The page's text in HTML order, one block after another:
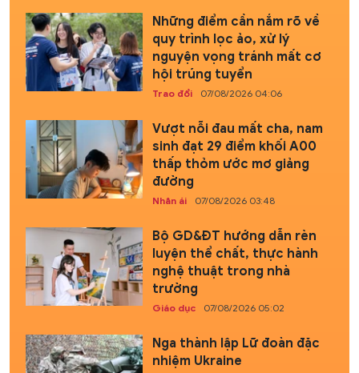
Những điểm cần nắm rõ về
quy trình lọc ảo, xử lý
nguyện vọng tránh mất cơ
hội trúng tuyển
Trao đổi 07/08/2026 04:06
Vượt nỗi đau mất cha, nam
sinh đạt 29 điểm khối A00
thấp thỏm ước mơ giảng
đường
Nhân ái 07/08/2026 03:48
Bộ GD&ĐT hướng dẫn rèn
luyện thể chất, thực hành
nghệ thuật trong nhà
trường
Giáo dục 07/08/2026 05:02
Nga thành lập Lữ đoàn đặc
nhiệm Ukraine